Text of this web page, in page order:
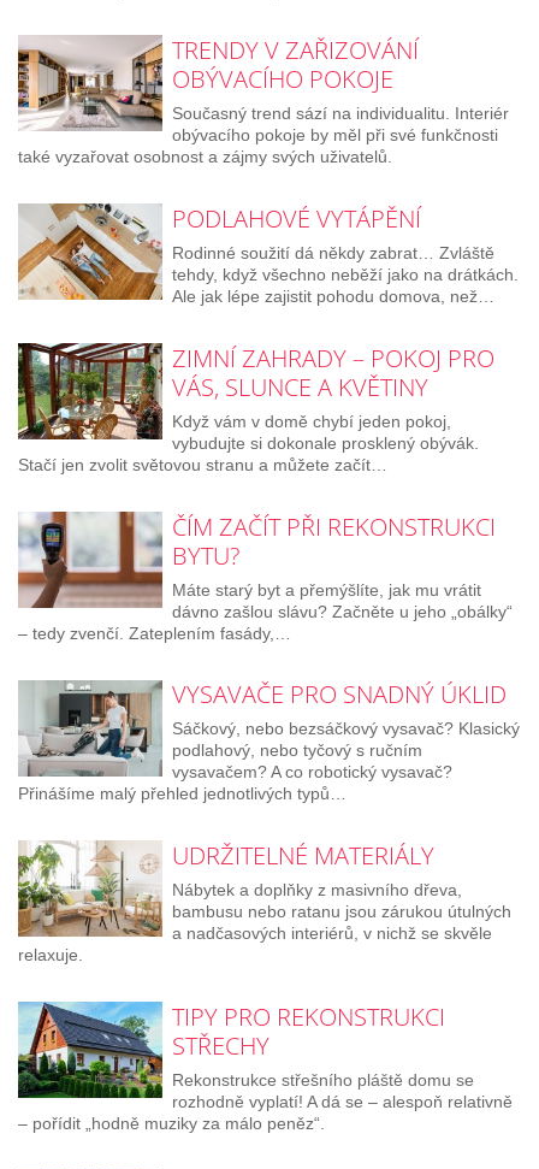
TRENDY V ZAŘIZOVÁNÍ
OBÝVACÍHO POKOJE
Současný trend sází na individualitu. Interiér
obývacího pokoje by měl při své funkčnosti
také vyzařovat osobnost a zájmy svých uživatelů.
PODLAHOVÉ VYTÁPĚNÍ
Rodinné soužití dá někdy zabrat… Zvláště
tehdy, když všechno neběží jako na drátkách.
Ale jak lépe zajistit pohodu domova, než…
ZIMNÍ ZAHRADY – POKOJ PRO
VÁS, SLUNCE A KVĚTINY
Když vám v domě chybí jeden pokoj,
vybudujte si dokonale prosklený obývák.
Stačí jen zvolit světovou stranu a můžete začít…
ČÍM ZAČÍT PŘI REKONSTRUKCI
BYTU?
Máte starý byt a přemýšlíte, jak mu vrátit
dávno zašlou slávu? Začněte u jeho „obálky“
– tedy zvenčí. Zateplením fasády,…
VYSAVAČE PRO SNADNÝ ÚKLID
Sáčkový, nebo bezsáčkový vysavač? Klasický
podlahový, nebo tyčový s ručním
vysavačem? A co robotický vysavač?
Přinášíme malý přehled jednotlivých typů…
UDRŽITELNÉ MATERIÁLY
Nábytek a doplňky z masivního dřeva,
bambusu nebo ratanu jsou zárukou útulných
a nadčasových interiérů, v nichž se skvěle
relaxuje.
TIPY PRO REKONSTRUKCI
STŘECHY
Rekonstrukce střešního pláště domu se
rozhodně vyplatí! A dá se – alespoň relativně
– pořídit „hodně muziky za málo peněz“.